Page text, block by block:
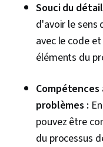
Souci du
d'avoir le sens
avec le code
éléments du
problèmes :
pouvez être
du processus